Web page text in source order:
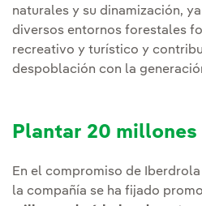
naturales y su dinamización,
diversos entornos forestales
recreativo y turístico y
despoblación con la
Plantar 20 millones
En el compromiso de
la compañía se ha fijado